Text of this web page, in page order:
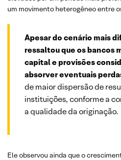
um movimento heterogêneo entre
Apesar do cenário mais
ressaltou que os bancos
capital e provisões
absorver eventuais
de maior dispersão de
instituições, conforme a
a qualidade da originação.
Ele observou ainda que o